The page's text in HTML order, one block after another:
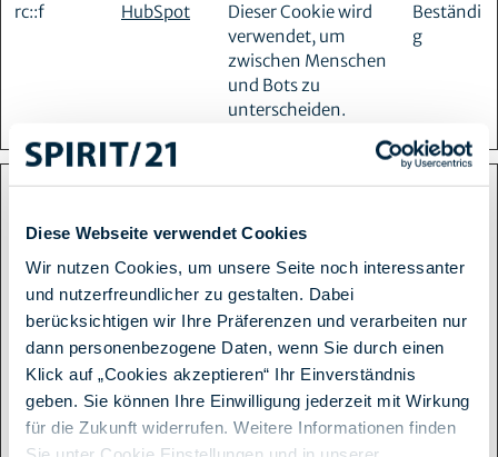
Diese Webseite verwendet Cookies
Wir nutzen Cookies, um unsere Seite noch interessanter
und nutzerfreundlicher zu gestalten. Dabei
berücksichtigen wir Ihre Präferenzen und verarbeiten nur
dann personenbezogene Daten, wenn Sie durch einen
Klick auf „Cookies akzeptieren“ Ihr Einverständnis
geben. Sie können Ihre Einwilligung jederzeit mit Wirkung
für die Zukunft widerrufen. Weitere Informationen finden
rc::f HubSpot
Dieser Cookie wird
verwendet, um
zwischen Menschen
und Bots zu
unterscheiden.
Beständi
g
Informationen zu erinnern, die die Art beeinflussen, wie sich
eine Webseite verhält oder aussieht, wie z. B. Ihre bevorzugte
Sprache oder die Region in der Sie sich befinden.
Name Anbieter Zweck
Maximale
lidc
LinkedIn
Registriert, welcher
1 Tag